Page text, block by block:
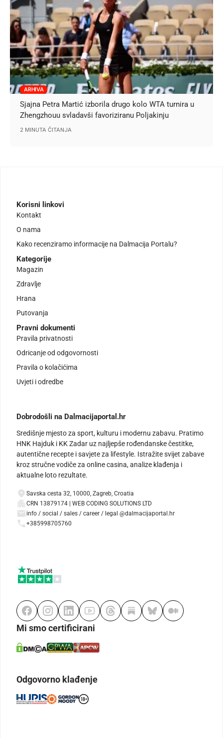
ARHIVA
Sjajna Petra Martić izborila drugo kolo WTA turnira u
Zhengzhouu svladavši favoriziranu Poljakinju
2 MINUTA ČITANJA
Korisni linkovi
Kontakt
O nama
Kako recenziramo informacije na Dalmacija Portalu?
Kategorije
Magazin
Zdravlje
Hrana
Putovanja
Pravni dokumenti
Pravila privatnosti
Odricanje od odgovornosti
Pravila o kolačićima
Uvjeti i odredbe
Dobrodošli na Dalmacijaportal.hr
Središnje mjesto za sport, kulturu i modernu zabavu. Pratimo
HNK Hajduk i KK Zadar uz najljepše rođendanske čestitke,
autentične recepte i savjete za lifestyle. Istražite svijet zabave
kroz stručne vodiče za online casina, analize klađenja i
aktualne loto rezultate.
Savska cesta 32, 10000, Zagreb, Croatia
CRN 13879174 | WEB CODING SOLUTIONS LTD
info / social / sales / career / legal @dalmacijaportal.hr
+385998705760
Mi smo certificirani
Odgovorno klađenje